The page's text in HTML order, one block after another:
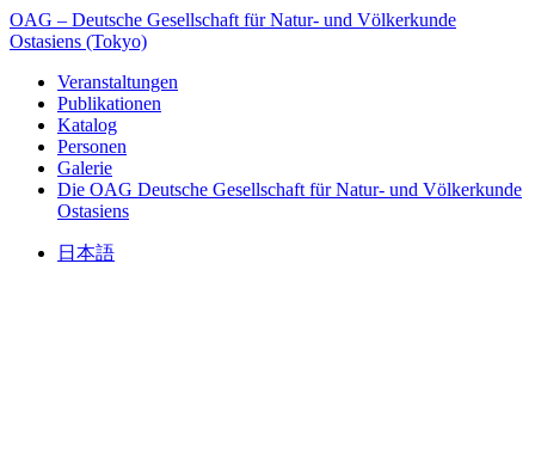
OAG – Deutsche Gesellschaft für Natur- und Völkerkunde
Ostasiens (Tokyo)
Veranstaltungen
Publikationen
Katalog
Personen
Galerie
Die OAG Deutsche Gesellschaft für Natur- und Völkerkunde
Ostasiens
日本語